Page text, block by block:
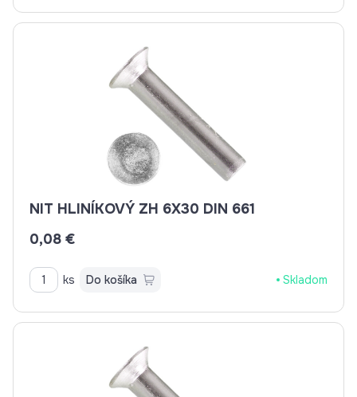
NIT HLINÍKOVÝ ZH 6X30 DIN 661
0,08 €
ks Do košíka Skladom